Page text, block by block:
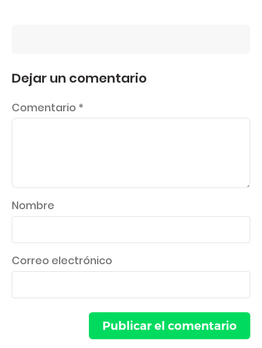
Dejar un comentario
Comentario *
Nombre
Correo electrónico